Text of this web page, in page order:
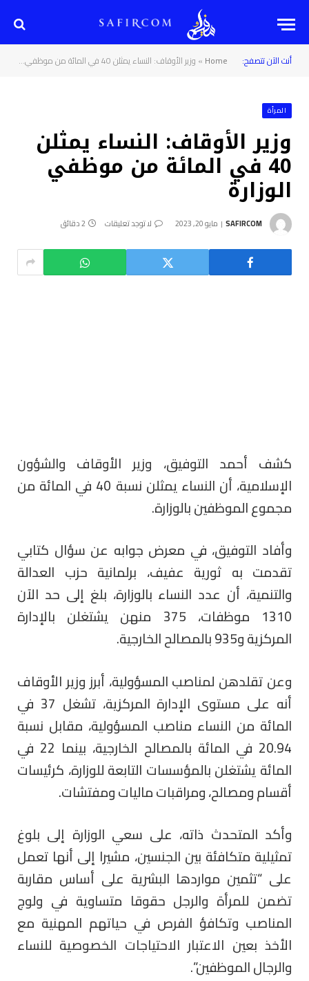
أنت الآن تتصفح: Home
» وزير الأوقاف: النساء يمثلن 40 في المائة من موظفي الوزارة
المرأة
وزير الأوقاف: النساء يمثلن
40 في المائة من موظفي
الوزارة
SAFIRCOM مايو 20, 2023 لا توجد تعليقات 2 دقائق
كشف أحمد التوفيق، وزير الأوقاف والشؤون
الإسلامية، أن النساء يمثلن نسبة 40 في المائة من
مجموع الموظفين بالوزارة.
وأفاد التوفيق، في معرض جوابه عن سؤال كتابي
تقدمت به ثورية عفيف، برلمانية حزب العدالة
والتنمية، أن عدد النساء بالوزارة، بلغ إلى حد الآن
1310 موظفات، 375 منهن يشتغلن بالإدارة
المركزية و935 بالمصالح الخارجية.
وعن تقلدهن لمناصب المسؤولية، أبرز وزير الأوقاف
أنه على مستوى الإدارة المركزية، تشغل 37 في
المائة من النساء مناصب المسؤولية، مقابل نسبة
20.94 في المائة بالمصالح الخارجية، بينما 22 في
المائة يشتغلن بالمؤسسات التابعة للوزارة، كرئيسات
أقسام ومصالح، ومراقبات ماليات ومفتشات.
وأكد المتحدث ذاته، على سعي الوزارة إلى بلوغ
تمثيلية متكافئة بين الجنسين، مشيرا إلى أنها تعمل
على “تثمين مواردها البشرية على أساس مقاربة
تضمن للمرأة والرجل حقوقا متساوية في ولوج
المناصب وتكافؤ الفرص في حياتهم المهنية مع
الأخذ بعين الاعتبار الاحتياجات الخصوصية للنساء
والرجال الموظفين”.